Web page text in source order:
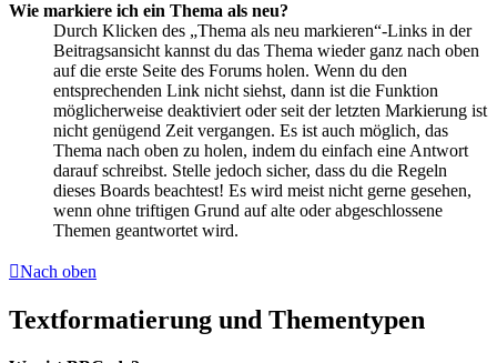
Wie markiere ich ein Thema als neu?
Durch Klicken des „Thema als neu markieren“-Links in der
Beitragsansicht kannst du das Thema wieder ganz nach oben
auf die erste Seite des Forums holen. Wenn du den
entsprechenden Link nicht siehst, dann ist die Funktion
möglicherweise deaktiviert oder seit der letzten Markierung ist
nicht genügend Zeit vergangen. Es ist auch möglich, das
Thema nach oben zu holen, indem du einfach eine Antwort
darauf schreibst. Stelle jedoch sicher, dass du die Regeln
dieses Boards beachtest! Es wird meist nicht gerne gesehen,
wenn ohne triftigen Grund auf alte oder abgeschlossene
Themen geantwortet wird.
Nach oben
Textformatierung und Thementypen